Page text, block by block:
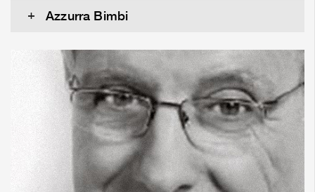
Azzurra Bimbi